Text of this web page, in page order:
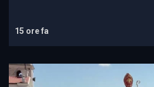
15 ore fa